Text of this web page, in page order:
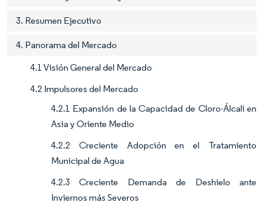
3. Resumen Ejecutivo
4. Panorama del Mercado
4.1 Visión General del Mercado
4.2 Impulsores del Mercado
4.2.1 Expansión de la Capacidad de Cloro-Álcali en
Asia y Oriente Medio
4.2.2 Creciente Adopción en el Tratamiento
Municipal de Agua
4.2.3 Creciente Demanda de Deshielo ante
Inviernos más Severos